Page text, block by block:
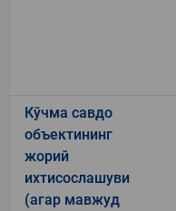
Кўчма савдо
объектининг
жорий
ихтисослашуви
(агар мавжуд